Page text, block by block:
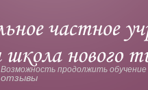
Возможность продолжить
отзывы